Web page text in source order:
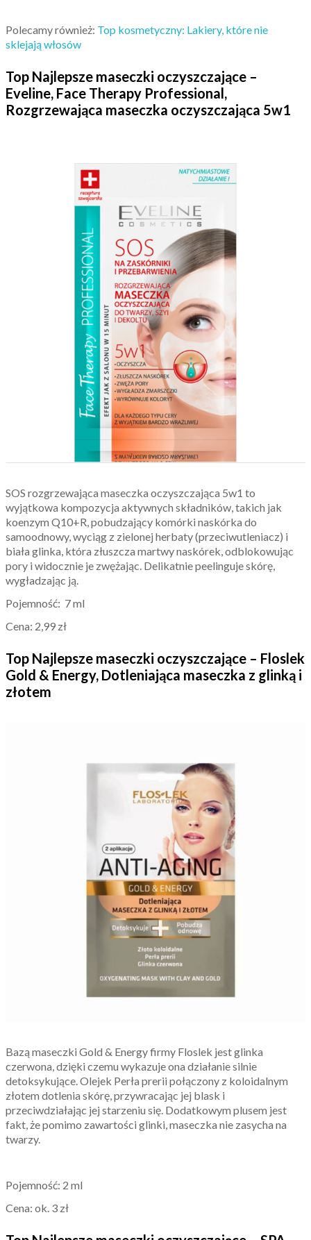
Polecamy również: Top kosmetyczny: Lakiery, które nie
sklejają włosów
Top Najlepsze maseczki oczyszczające –
Eveline, Face Therapy Professional,
Rozgrzewająca maseczka oczyszczająca 5w1
SOS rozgrzewająca maseczka oczyszczająca 5w1 to
wyjątkowa kompozycja aktywnych składników, takich jak
koenzym Q10+R, pobudzający komórki naskórka do
samoodnowy, wyciąg z zielonej herbaty (przeciwutleniacz) i
biała glinka, która złuszcza martwy naskórek, odblokowując
pory i widocznie je zwężając. Delikatnie peelinguje skórę,
wygładzając ją.
Pojemność: 7 ml
Cena: 2,99 zł
Top Najlepsze maseczki oczyszczające – Floslek
Gold & Energy, Dotleniająca maseczka z glinką i
złotem
Bazą maseczki Gold & Energy firmy Floslek jest glinka
czerwona, dzięki czemu wykazuje ona działanie silnie
detoksykujące. Olejek Perła prerii połączony z koloidalnym
złotem dotlenia skórę, przywracając jej blask i
przeciwdziałając jej starzeniu się. Dodatkowym plusem jest
fakt, że pomimo zawartości glinki, maseczka nie zasycha na
twarzy.
Pojemność: 2 ml
Cena: ok. 3 zł